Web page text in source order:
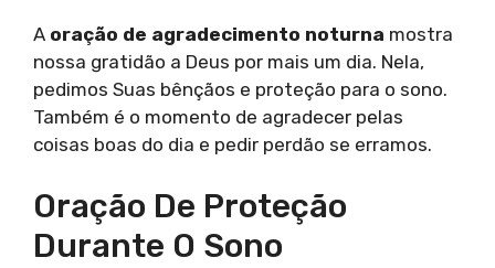
A oração de agradecimento noturna mostra
nossa gratidão a Deus por mais um dia. Nela,
pedimos Suas bênçãos e proteção para o sono.
Também é o momento de agradecer pelas
coisas boas do dia e pedir perdão se erramos.
Oração De Proteção
Durante O Sono